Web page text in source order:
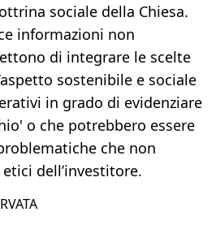
sociale della Chiesa.
informazioni non
di integrare le scelte
sostenibile e sociale
in grado di evidenziare
o che potrebbero essere
che non
dell’investitore.